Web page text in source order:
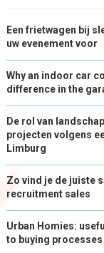
Een frietwagen bij
uw evenement voor
Why an indoor car
difference in the
De rol van
projecten volgens
Limburg
Zo vind je de juiste
recruitment sales
Urban Homies:
to buying processes